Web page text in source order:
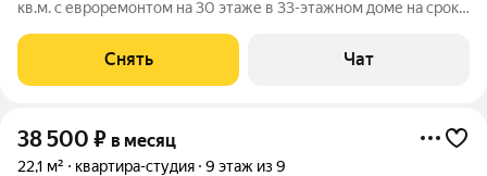
кв.м. с евроремонтом на 30 этаже в 33-этажном доме на срок
Холодильник Микроволновка Дом - монолитный, окна выходят
на улицу. В
Снять Чат
38 500 ₽ в месяц
22,1 м² квартира-студия 9 этаж из 9